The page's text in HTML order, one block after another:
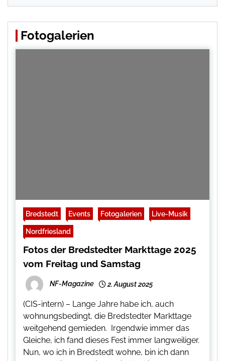
Fotogalerien
Bredstedt Events Fotogalerien Live-Musik
Nordfriesland
Fotos der Bredstedter Markttage 2025
vom Freitag und Samstag
NF-Magazine 2. August 2025
(CIS-intern) – Lange Jahre habe ich, auch
wohnungsbedingt, die Bredstedter Markttage
weitgehend gemieden. Irgendwie immer das
Gleiche, ich fand dieses Fest immer langweiliger.
Nun, wo ich in Bredstedt wohne, bin ich dann